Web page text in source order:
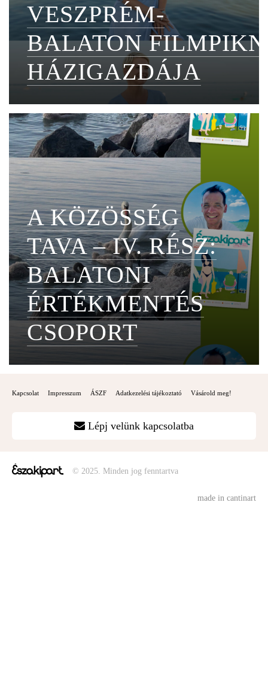
VESZPRÉM-
BALATON
HÁZIGAZDÁJA
A KÖZÖSSÉG
TAVA – IV. RÉSZ:
BALATONI
ÉRTÉKMENTÉS
CSOPORT
Kapcsolat Impresszum ÁSZF Adatkezelési tájékoztató Vásárold meg!
Lépj velünk kapcsolatba
© 2025. Minden jog fenntartva
made in cantinart